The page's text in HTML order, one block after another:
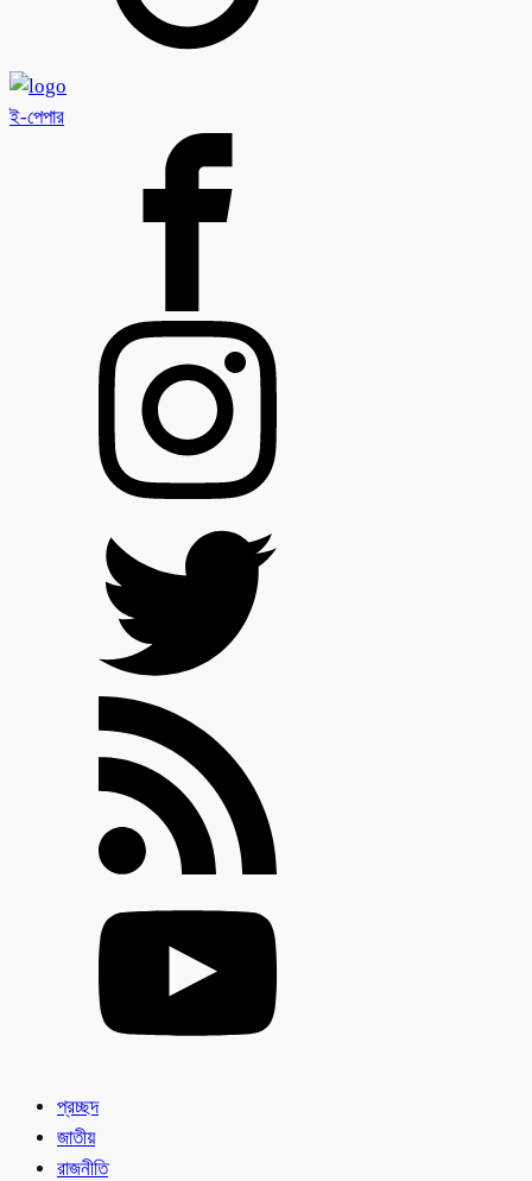
ই-পেপার
প্রচ্ছদ
জাতীয়
রাজনীতি